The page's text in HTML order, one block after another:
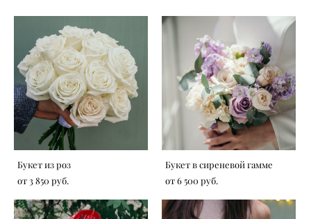
Букет из роз
от 3 850 pуб.
Букет в сиреневой гамме
от 6 500 pуб.